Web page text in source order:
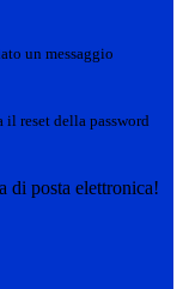
un messaggio
il reset della password
di posta elettronica!